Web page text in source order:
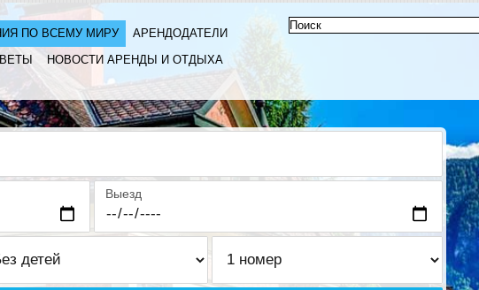
ПО ВСЕМУ МИРУ
АРЕНДОДАТЕЛИ
НОВОСТИ АРЕНДЫ И ОТДЫХА
Выезд